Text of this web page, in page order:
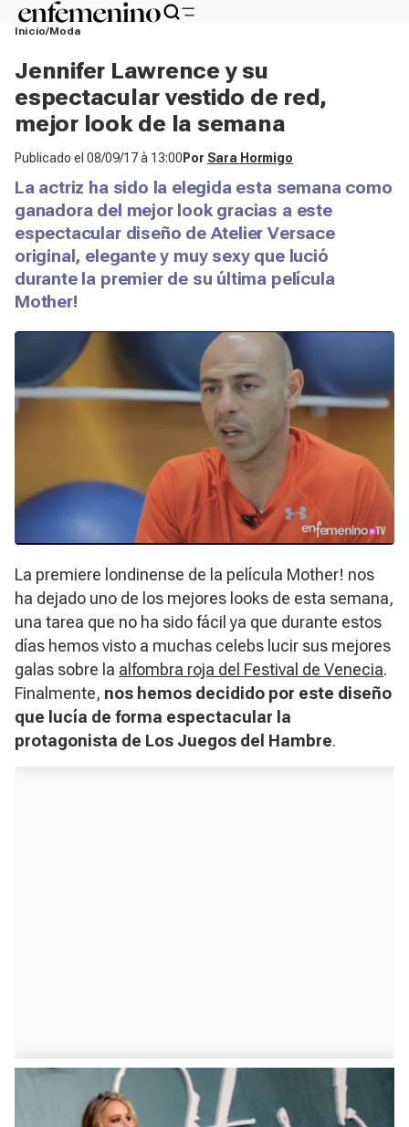
Inicio Moda
Jennifer Lawrence y su
espectacular vestido de red,
mejor look de la semana
Publicado el 08/09/17 à 13:00 Por Sara Hormigo
La actriz ha sido la elegida esta semana como
ganadora del mejor look gracias a este
espectacular diseño de Atelier Versace
original, elegante y muy sexy que lució
durante la premier de su última película
Mother!
La premiere londinense de la película Mother! nos
ha dejado uno de los mejores looks de esta semana,
una tarea que no ha sido fácil ya que durante estos
días hemos visto a muchas celebs lucir sus mejores
galas sobre la alfombra roja del Festival de Venecia.
Finalmente, nos hemos decidido por este diseño
que lucía de forma espectacular la
protagonista de Los Juegos del Hambre.